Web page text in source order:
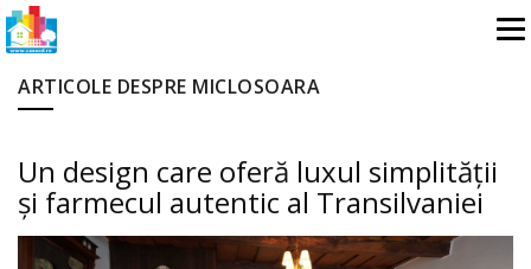
ARTICOLE DESPRE MICLOSOARA
Un design care oferă luxul simplității
și farmecul autentic al Transilvaniei